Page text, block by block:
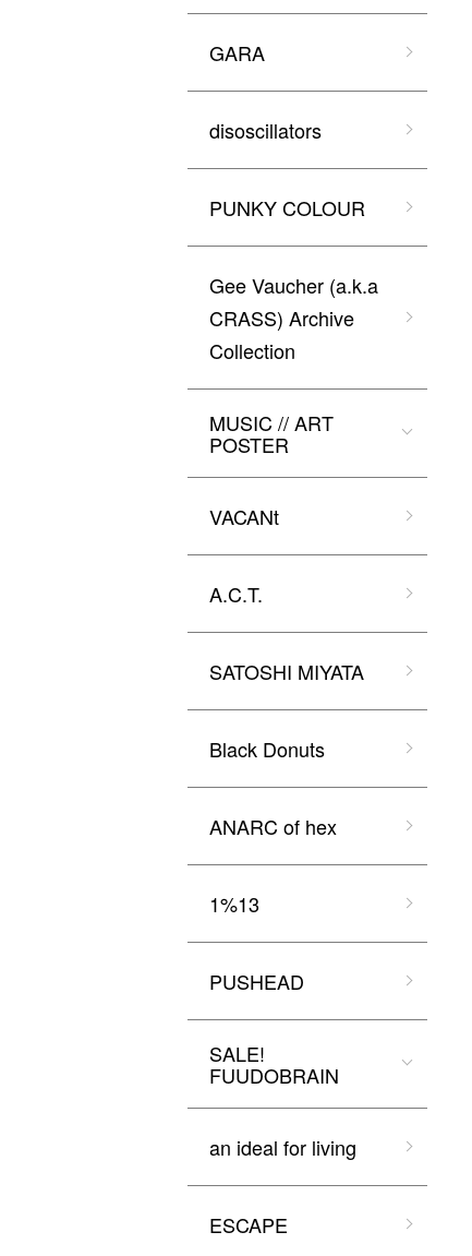
GARA
disoscillators
PUNKY COLOUR
Gee Vaucher (a.k.a
CRASS) Archive
Collection
MUSIC // ART
POSTER
VACANt
A.C.T.
SATOSHI MIYATA
Black Donuts
ANARC of hex
1%13
PUSHEAD
SALE!
FUUDOBRAIN
an ideal for living
ESCAPE